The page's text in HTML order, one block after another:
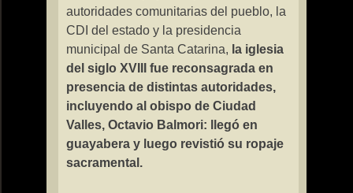
autoridades comunitarias del pueblo, la
CDI del estado y la presidencia
municipal de Santa Catarina, la iglesia
del siglo XVIII fue reconsagrada en
presencia de distintas autoridades,
incluyendo al obispo de Ciudad
Valles, Octavio Balmori: llegó en
guayabera y luego revistió su ropaje
sacramental.